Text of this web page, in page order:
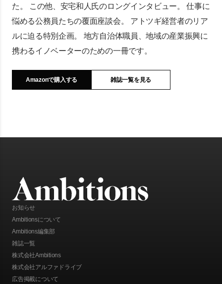
た。 この他、安宅和人氏のロングインタビュー。 仕事に
悩める公務員たちの覆面座談会。 アトツギ経営者のリア
ルに迫る特別企画。 地方自治体職員、地域の産業振興に
携わるイノベーターのための一冊です。
Amazonで購入する 雑誌一覧を見る
お知らせ
Ambitionsについて
Ambitions編集部
雑誌一覧
株式会社Ambitions
株式会社アルファドライブ
広告掲載について